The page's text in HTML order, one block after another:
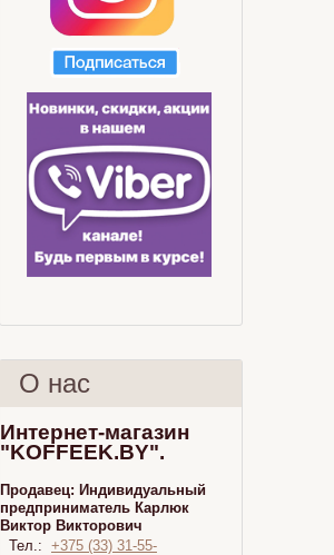
О нас
Интернет-магазин
"KOFFEEK.BY".
Продавец: Индивидуальный
предприниматель Карлюк
Виктор Викторович
Тел.: +375 (33) 31-55-